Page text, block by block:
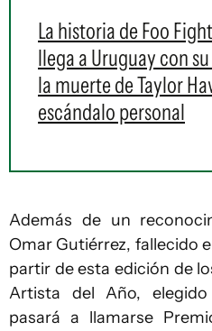
La historia de Foo
llega a Uruguay con
la muerte de Taylor
escándalo personal
Además de un
Omar Gutiérrez, fallecido
partir de esta edición de
Artista del Año,
pasará a llamarse